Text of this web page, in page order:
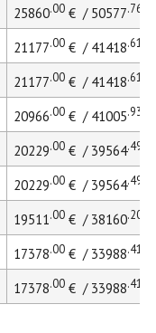
25860.00€ / 50577.76
21177.00€ / 41418.61
21177.00€ / 41418.61
20966.00€ / 41005.93
20229.00€ / 39564.49
20229.00€ / 39564.49
19511.00€ / 38160.20
17378.00€ / 33988.41
17378.00€ / 33988.41